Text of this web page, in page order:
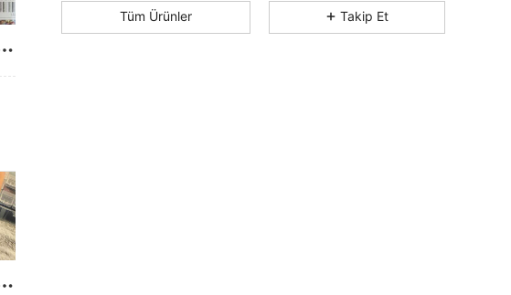
4,93 199 3K
Tüm Ürünler Takip Et